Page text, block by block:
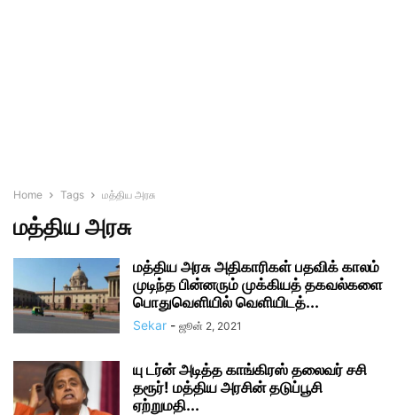
Home Tags மத்திய அரசு
மத்திய அரசு
மத்திய அரசு அதிகாரிகள் பதவிக் காலம்
முடிந்த பின்னரும் முக்கியத் தகவல்களை
பொதுவெளியில் வெளியிடத்...
Sekar - ஜூன் 2, 2021
யு டர்ன் அடித்த காங்கிரஸ் தலைவர் சசி
தரூர்! மத்திய அரசின் தடுப்பூசி
ஏற்றுமதி...